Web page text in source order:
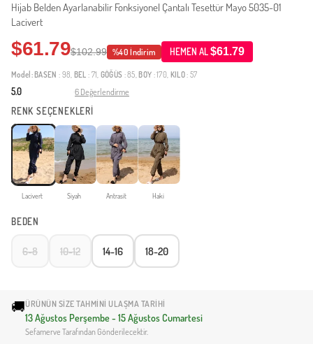
Hijab Belden Ayarlanabilir Fonksiyonel Çantalı Tesettür Mayo 5035-01
Lacivert
$61.79$102.99 %40 İndirim HEMEN AL$61.79
Model: BASEN : 98, BEL : 71, GÖĞÜS : 85, BOY : 170, KILO: 57
5.0 6 Değerlendirme
RENK SEÇENEKLERİ
Lacivert Siyah Antrasit Haki
BEDEN
6-8 10-12 14-16 18-20
🚚ÜRÜNÜN SIZE TAHMINI ULAŞMA TARIHI
13 Ağustos Perşembe - 15 Ağustos Cumartesi
Sefamerve Tarafından Gönderilecektir.